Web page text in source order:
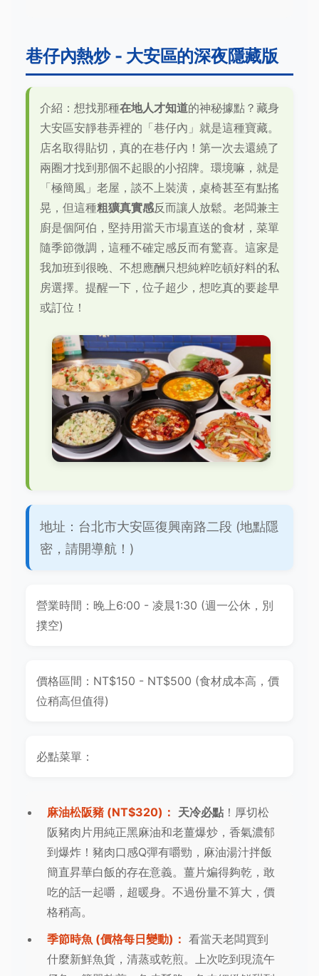
巷仔內熱炒 - 大安區的深夜隱藏版
介紹：想找那種在地人才知道的神秘據點？藏身
大安區安靜巷弄裡的「巷仔內」就是這種寶藏。
店名取得貼切，真的在巷仔內！第一次去還繞了
兩圈才找到那個不起眼的小招牌。環境嘛，就是
「極簡風」老屋，談不上裝潢，桌椅甚至有點搖
晃，但這種粗獷真實感反而讓人放鬆。老闆兼主
廚是個阿伯，堅持用當天市場直送的食材，菜單
隨季節微調，這種不確定感反而有驚喜。這家是
我加班到很晚、不想應酬只想純粹吃頓好料的私
房選擇。提醒一下，位子超少，想吃真的要趁早
或訂位！
地址：台北市大安區復興南路二段 (地點隱
密，請開導航！)
營業時間：晚上6:00 - 凌晨1:30 (週一公休，別
撲空)
價格區間：NT$150 - NT$500 (食材成本高，價
位稍高但值得)
必點菜單：
麻油松阪豬 (NT$320)： 天冷必點 ！厚切松
阪豬肉片用純正黑麻油和老薑爆炒，香氣濃郁
到爆炸！豬肉口感Q彈有嚼勁，麻油湯汁拌飯
簡直昇華白飯的存在意義。薑片煸得夠乾，敢
吃的話一起嚼，超暖身。不過份量不算大，價
格稍高。
季節時魚 (價格每日變動)： 看當天老闆買到
什麼新鮮魚貨，清蒸或乾煎。上次吃到現流午